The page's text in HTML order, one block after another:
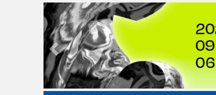
Previous